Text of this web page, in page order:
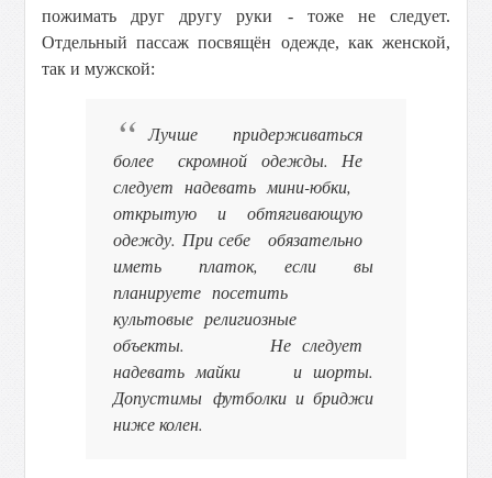
пожимать друг другу руки - тоже не следует.
Отдельный пассаж посвящён одежде, как женской,
так и мужской:
Лучше придерживаться
более скромной одежды. Не
следует надевать мини-юбки,
открытую и обтягивающую
одежду. При себе обязательно
иметь платок, если вы
планируете посетить
культовые религиозные
объекты. Не следует
надевать майки и шорты.
Допустимы футболки и бриджи
ниже колен.